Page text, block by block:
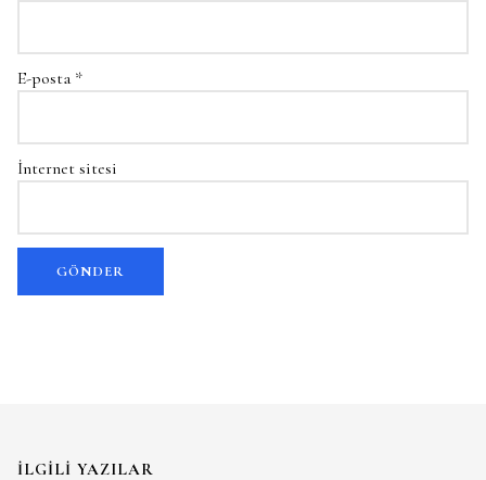
E-posta *
İnternet sitesi
İLGILI YAZILAR